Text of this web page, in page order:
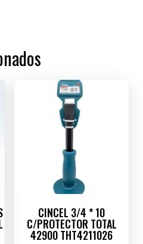
CINCEL 3/4 * 10
C/PROTECTOR TOTAL
42900 THT4211026